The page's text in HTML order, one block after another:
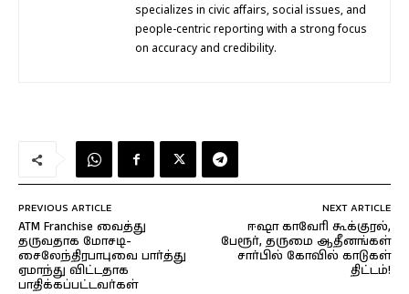
specializes in civic affairs, social issues, and
people-centric reporting with a strong focus
on accuracy and credibility.
PREVIOUS ARTICLE
ATM Franchise வைத்து
தருவதாக மோசடி-
சைலேந்திரபாபுவை பார்த்து
ஏமாந்து விட்டதாக
பாதிக்கப்பட்டவர்கள்
NEXT ARTICLE
ஈஷா காவேரி கூக்குரல்,
பேரூர், தருமை ஆதீனங்கள்
சார்பில் கோவில் காடுகள்
திட்டம்!